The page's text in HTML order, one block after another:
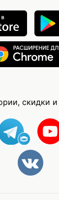
скидки